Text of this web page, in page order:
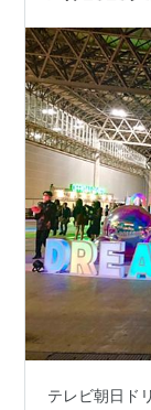
テレビ朝日ド